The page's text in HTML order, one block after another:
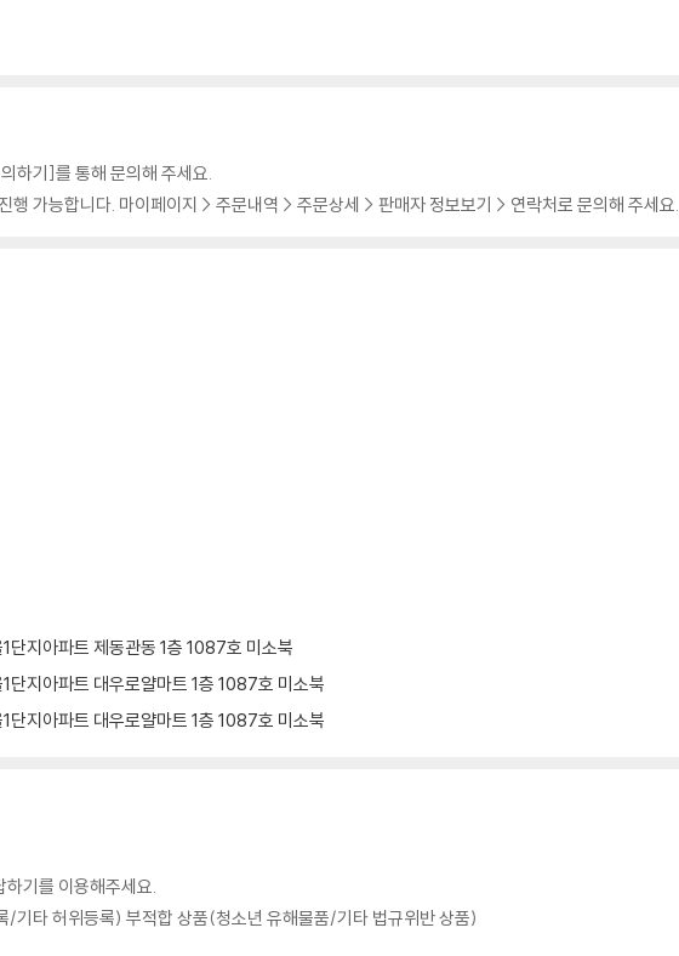
하기]를 통해 문의해 주세요.
행 가능합니다. 마이페이지 > 주문내역 > 주문상세 > 판매자 정보보기 > 연락처로 문의해 주세요.
단지아파트 제동관동 1층 1087호 미소북
지아파트 대우로얄마트 1층 1087호 미소북
지아파트 대우로얄마트 1층 1087호 미소북
기를 이용해주세요.
타 허위등록) 부적합 상품(청소년 유해물품/기타 법규위반 상품)